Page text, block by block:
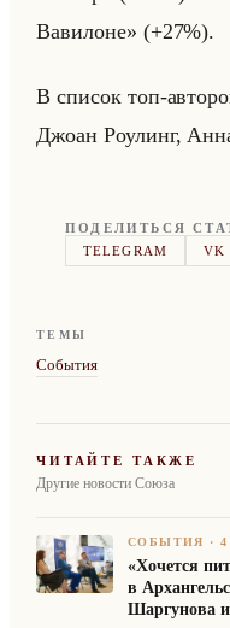
Вавилоне» (+27%).
В спи­сок топ-
Джоан Ро­улинг,
ПОДЕЛИТЬСЯ
TELEGRAM
VK
ТЕМЫ
События
ЧИТАЙТЕ ТАКЖЕ
Другие новости Союза
СОБЫТИЯ ·
«Хочется
в
Шаргунова